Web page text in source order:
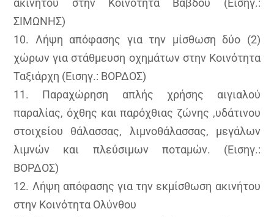
ακινήτου στην Κοινότητα Βάβδου (Εισηγ.:
ΣΙΜΩΝΗΣ)
10. Λήψη απόφασης για την μίσθωση δύο (2)
χώρων για στάθμευση οχημάτων στην Κοινότητα
Ταξιάρχη (Εισηγ.: ΒΟΡΔΟΣ)
11. Παραχώρηση απλής χρήσης αιγιαλού
παραλίας, όχθης και παρόχθιας ζώνης ,υδάτινου
στοιχείου θάλασσας, λιμνοθάλασσας, μεγάλων
λιμνών και πλεύσιμων ποταμών. (Εισηγ.:
ΒΟΡΔΟΣ)
12. Λήψη απόφασης για την εκμίσθωση ακινήτου
στην Κοινότητα Ολύνθου